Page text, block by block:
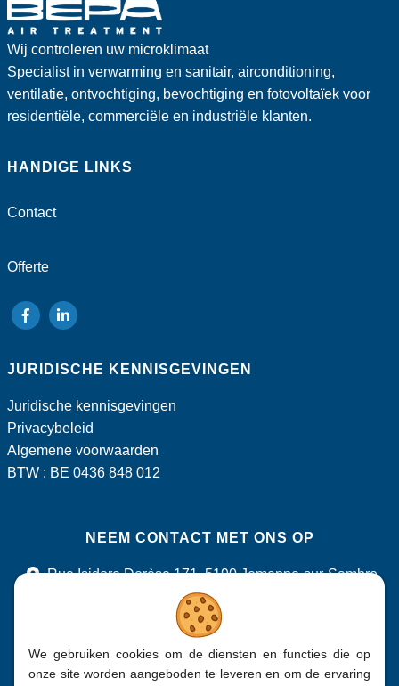
We gebruiken cookies om de diensten en functies die op
onze site worden aangeboden te leveren en om de ervaring
Wij controleren uw microklimaat
Specialist in verwarming en sanitair, airconditioning,
ventilatie, ontvochtiging, bevochtiging en fotovoltaïek voor
residentiële, commerciële en industriële klanten.
HANDIGE LINKS
Contact
Offerte
volg
op
volg
op
JURIDISCHE KENNISGEVINGEN
Juridische kennisgevingen
Privacybeleid
Algemene voorwaarden
BTW : BE 0436 848 012
NEEM CONTACT MET ONS OP
Rue Isidore Derèse 171, 5190 Jemeppe-sur-Sambre
+32 (0)71 750 600
info@bepa.be